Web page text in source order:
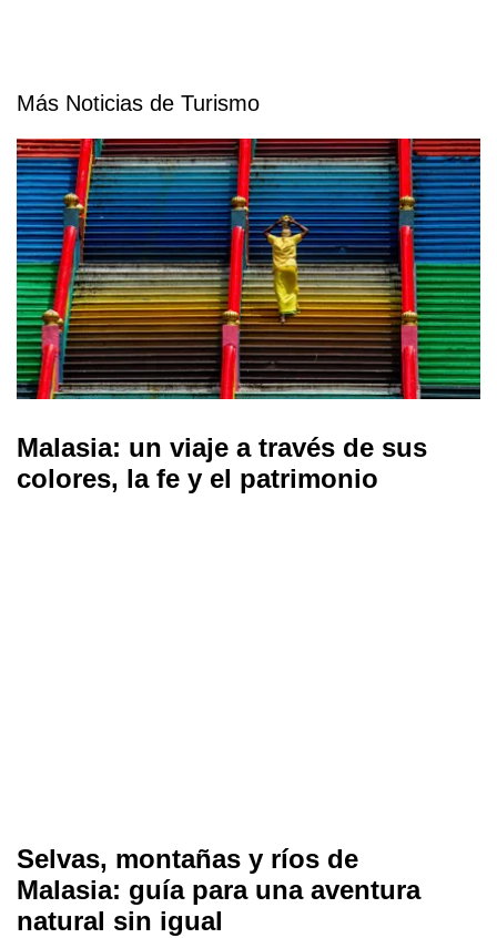
Más Noticias de Turismo
Malasia: un viaje a través de sus
colores, la fe y el patrimonio
Selvas, montañas y ríos de
Malasia: guía para una aventura
natural sin igual